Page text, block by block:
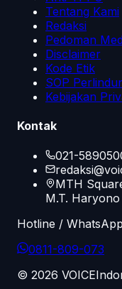
Tentang Kami
Redaksi
Pedoman
Disclaimer
Kode Etik
SOP
Kebijakan
Kontak
021-
MTH
M.T.
Hotline /
0811-809-073
© 2026